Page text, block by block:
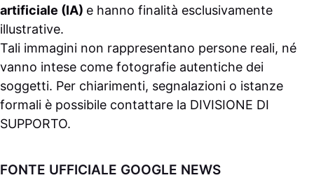
artificiale (IA) e hanno finalità esclusivamente
illustrative.
Tali immagini non rappresentano persone reali, né
vanno intese come fotografie autentiche dei
soggetti. Per chiarimenti, segnalazioni o istanze
formali è possibile contattare la DIVISIONE DI
SUPPORTO.
FONTE UFFICIALE GOOGLE NEWS